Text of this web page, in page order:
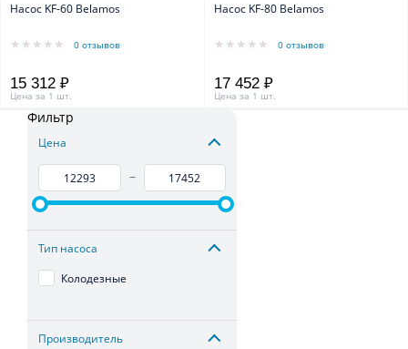
Насос KF-60 Belamos
0 отзывов
15 312 ₽
Цена за 1 шт.
Насос KF-80 Belamos
0 отзывов
17 452 ₽
Цена за 1 шт.
Фильтр
Цена
–
Тип насоса
Колодезные
Производитель